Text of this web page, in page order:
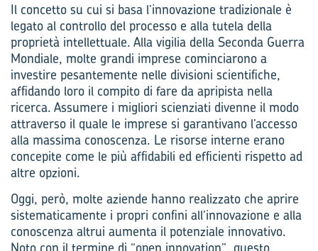
Il concetto su cui si basa l’innovazione tradizionale è
legato al controllo del processo e alla tutela della
proprietà intellettuale. Alla vigilia della Seconda Guerra
Mondiale, molte grandi imprese cominciarono a
investire pesantemente nelle divisioni scientifiche,
affidando loro il compito di fare da apripista nella
ricerca. Assumere i migliori scienziati divenne il modo
attraverso il quale le imprese si garantivano l’accesso
alla massima conoscenza. Le risorse interne erano
concepite come le più affidabili ed efficienti rispetto ad
altre opzioni.
Oggi, però, molte aziende hanno realizzato che aprire
sistematicamente i propri confini all’innovazione e alla
conoscenza altrui aumenta il potenziale innovativo.